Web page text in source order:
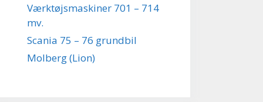
Værktøjsmaskiner 701 – 714
mv.
Scania 75 – 76 grundbil
Molberg (Lion)